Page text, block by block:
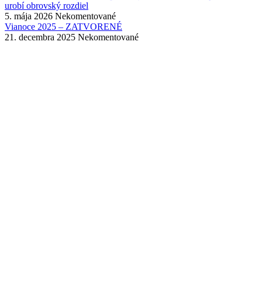
urobí obrovský rozdiel
5. mája 2026 Nekomentované
Vianoce 2025 – ZATVORENÉ
21. decembra 2025 Nekomentované